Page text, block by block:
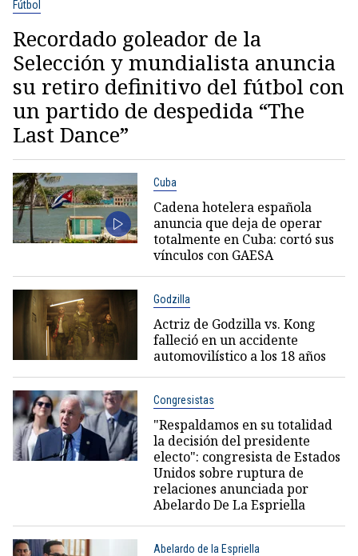
Fútbol
Recordado goleador de la
Selección y mundialista anuncia
su retiro definitivo del fútbol con
un partido de despedida “The
Last Dance”
Cuba
Cadena hotelera española
anuncia que deja de operar
totalmente en Cuba: cortó sus
vínculos con GAESA
Godzilla
Actriz de Godzilla vs. Kong
falleció en un accidente
automovilístico a los 18 años
Congresistas
"Respaldamos en su totalidad
la decisión del presidente
electo": congresista de Estados
Unidos sobre ruptura de
relaciones anunciada por
Abelardo De La Espriella
Abelardo de la Espriella